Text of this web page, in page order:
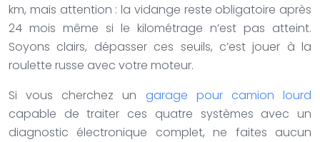
km, mais attention : la vidange reste obligatoire après
24 mois même si le kilométrage n’est pas atteint.
Soyons clairs, dépasser ces seuils, c’est jouer à la
roulette russe avec votre moteur.
Si vous cherchez un garage pour camion lourd
capable de traiter ces quatre systèmes avec un
diagnostic électronique complet, ne faites aucun